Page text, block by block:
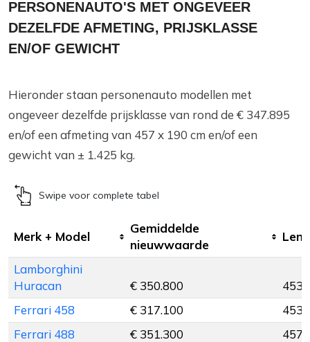
PERSONENAUTO'S MET ONGEVEER
DEZELFDE AFMETING, PRIJSKLASSE
EN/OF GEWICHT
Hieronder staan personenauto modellen met
ongeveer dezelfde prijsklasse van rond de € 347.895
en/of een afmeting van 457 x 190 cm en/of een
gewicht van ± 1.425 kg.
Swipe voor complete tabel
Merk + Model
Gemiddelde
nieuwwaarde
Lamborghini
Huracan
€ 350.800
453
Ferrari 458
€ 317.100
453
Ferrari 488
€ 351.300
457